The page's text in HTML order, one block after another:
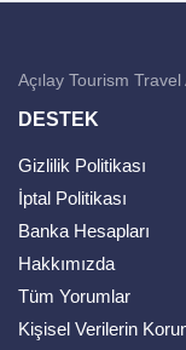
Açılay Tourism
DESTEK
Gizlilik Politikası
İptal Politikası
Banka Hesapları
Hakkımızda
Tüm Yorumlar
Kişisel Verilerin